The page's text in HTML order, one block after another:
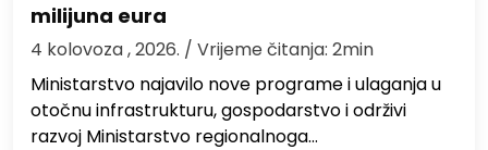
milijuna eura
4 kolovoza , 2026. / Vrijeme čitanja: 2min
Ministarstvo najavilo nove programe i ulaganja u
otočnu infrastrukturu, gospodarstvo i održivi
razvoj Ministarstvo regionalnoga…